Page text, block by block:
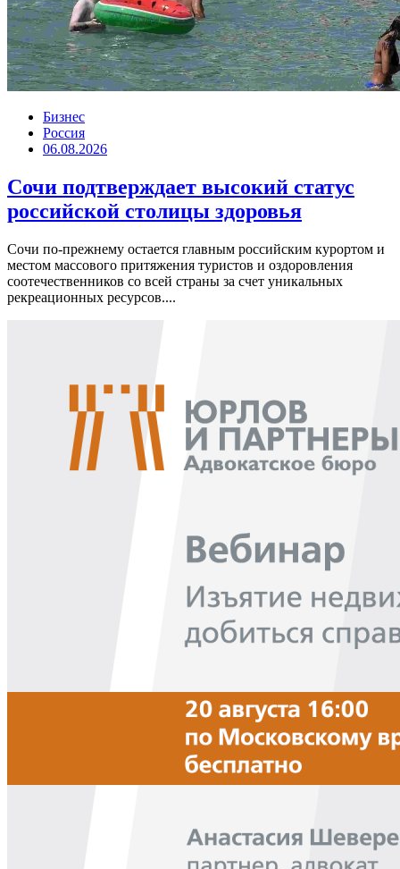
Бизнес
Россия
06.08.2026
Сочи подтверждает высокий статус
российской столицы здоровья
Сочи по-прежнему остается главным российским курортом и
местом массового притяжения туристов и оздоровления
соотечественников со всей страны за счет уникальных
рекреационных ресурсов....